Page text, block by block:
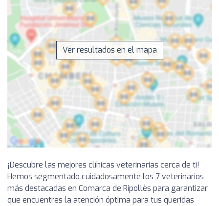
Ver resultados en el mapa
¡Descubre las mejores clínicas veterinarias cerca de ti!
Hemos segmentado cuidadosamente los 7 veterinarios
más destacadas en Comarca de Ripollès para garantizar
que encuentres la atención óptima para tus queridas